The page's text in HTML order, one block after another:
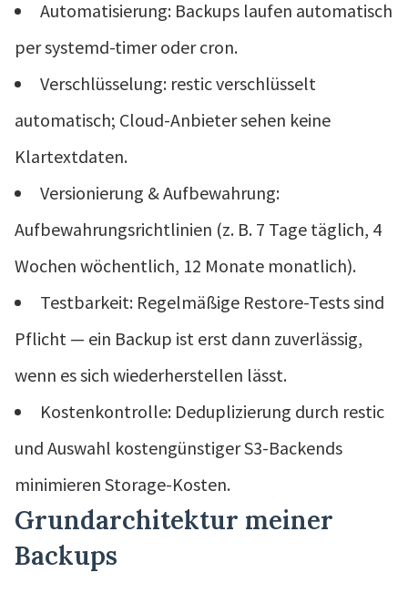
Automatisierung: Backups laufen automatisch
per systemd-timer oder cron.
Verschlüsselung: restic verschlüsselt
automatisch; Cloud-Anbieter sehen keine
Klartextdaten.
Versionierung & Aufbewahrung:
Aufbewahrungsrichtlinien (z. B. 7 Tage täglich, 4
Wochen wöchentlich, 12 Monate monatlich).
Testbarkeit: Regelmäßige Restore-Tests sind
Pflicht — ein Backup ist erst dann zuverlässig,
wenn es sich wiederherstellen lässt.
Kostenkontrolle: Deduplizierung durch restic
und Auswahl kostengünstiger S3-Backends
minimieren Storage-Kosten.
Grundarchitektur meiner
Backups